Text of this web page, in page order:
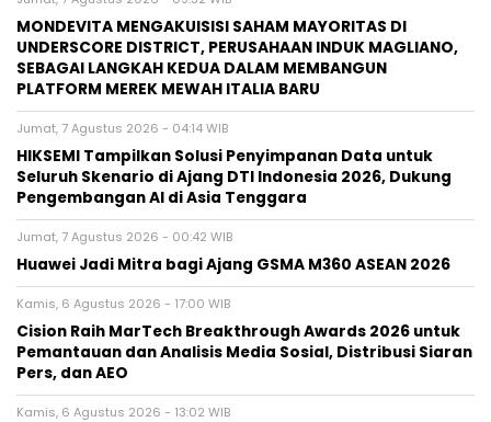
MONDEVITA MENGAKUISISI SAHAM MAYORITAS DI
UNDERSCORE DISTRICT, PERUSAHAAN INDUK MAGLIANO,
SEBAGAI LANGKAH KEDUA DALAM MEMBANGUN
PLATFORM MEREK MEWAH ITALIA BARU
Jumat, 7 Agustus 2026 - 04:14 WIB
HIKSEMI Tampilkan Solusi Penyimpanan Data untuk
Seluruh Skenario di Ajang DTI Indonesia 2026, Dukung
Pengembangan AI di Asia Tenggara
Jumat, 7 Agustus 2026 - 00:42 WIB
Huawei Jadi Mitra bagi Ajang GSMA M360 ASEAN 2026
Kamis, 6 Agustus 2026 - 17:00 WIB
Cision Raih MarTech Breakthrough Awards 2026 untuk
Pemantauan dan Analisis Media Sosial, Distribusi Siaran
Pers, dan AEO
Kamis, 6 Agustus 2026 - 13:02 WIB